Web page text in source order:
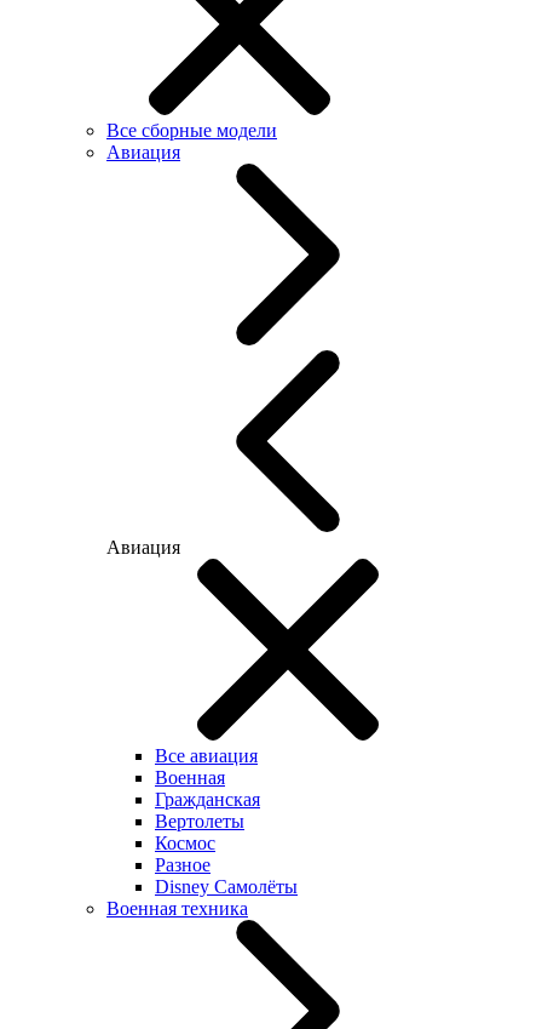
Все сборные модели
Авиация
Авиация
Все авиация
Военная
Гражданская
Вертолеты
Космос
Разное
Disney Самолёты
Военная техника